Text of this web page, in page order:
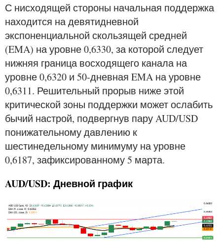
С нисходящей стороны начальная поддержка
находится на девятидневной
экспоненциальной скользящей средней
(EMA) на уровне 0,6330, за которой следует
нижняя граница восходящего канала на
уровне 0,6320 и 50-дневная EMA на уровне
0,6311. Решительный прорыв ниже этой
критической зоны поддержки может ослабить
бычий настрой, подвергнув пару AUD/USD
понижательному давлению к
шестинедельному минимуму на уровне
0,6187, зафиксированному 5 марта.
AUD/USD: Дневной график